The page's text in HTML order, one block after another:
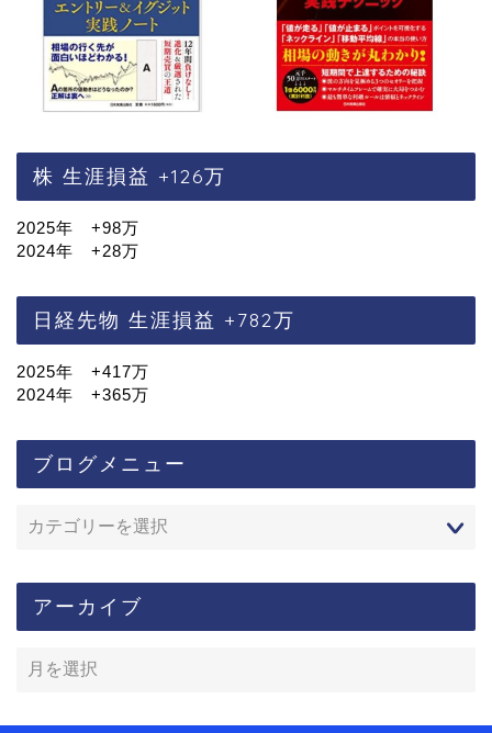
株 生涯損益 +126万
2025年 +98万
2024年 +28万
日経先物 生涯損益 +782万
2025年 +417万
2024年 +365万
ブログメニュー
アーカイブ